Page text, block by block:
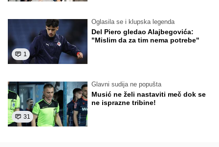
1
Oglasila se i klupska legenda
Del Piero gledao Alajbegovića:
"Mislim da za tim nema potrebe"
31
Glavni sudija ne popušta
Musić ne želi nastaviti meč dok se
ne isprazne tribine!